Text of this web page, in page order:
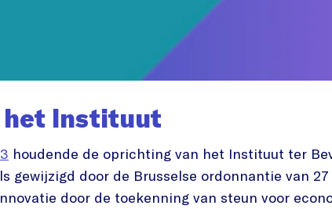
Instituut
houdende de oprichting van het Instituut ter
gewijzigd door de Brusselse ordonnantie van
door de toekenning van steun voor